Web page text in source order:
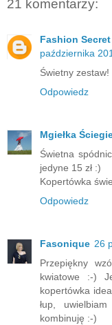
21 komentarzy:
Fashion
października
Świetny zestaw!
Odpowiedz
Mgiełka
Świetna
jedyne 15 zł :)
Kopertówka
Odpowiedz
Fasonique 26
Przepiękny
kwiatowe :-)
kopertówka
łup,
kombinuję :-)